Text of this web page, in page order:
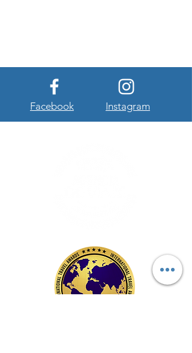
Facebook Instagram